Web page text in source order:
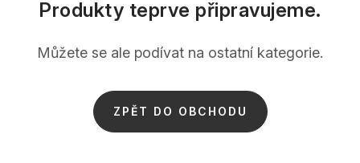
Produkty teprve připravujeme.
Můžete se ale podívat na ostatní kategorie.
ZPĚT DO OBCHODU